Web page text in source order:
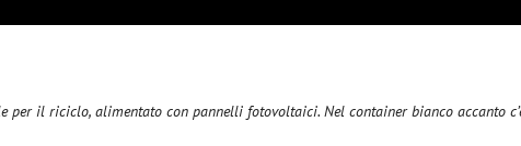
il riciclo, alimentato con pannelli fotovoltaici. Nel container bianco accanto